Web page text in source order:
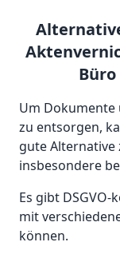
Büro
Um
zu entsorgen,
gute Alternative
insbesondere
Es gibt
mit
können.